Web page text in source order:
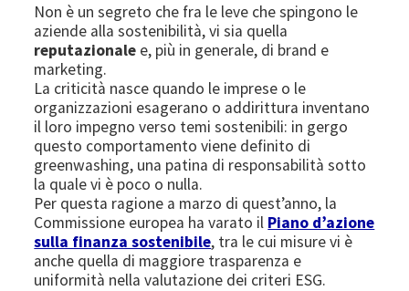
Non è un segreto che fra le leve che spingono le
aziende alla sostenibilità, vi sia quella
reputazionale e, più in generale, di brand e
marketing.
La criticità nasce quando le imprese o le
organizzazioni esagerano o addirittura inventano
il loro impegno verso temi sostenibili: in gergo
questo comportamento viene definito di
greenwashing, una patina di responsabilità sotto
la quale vi è poco o nulla.
Per questa ragione a marzo di quest’anno, la
Commissione europea ha varato il Piano d’azione
sulla finanza sostenibile, tra le cui misure vi è
anche quella di maggiore trasparenza e
uniformità nella valutazione dei criteri ESG.